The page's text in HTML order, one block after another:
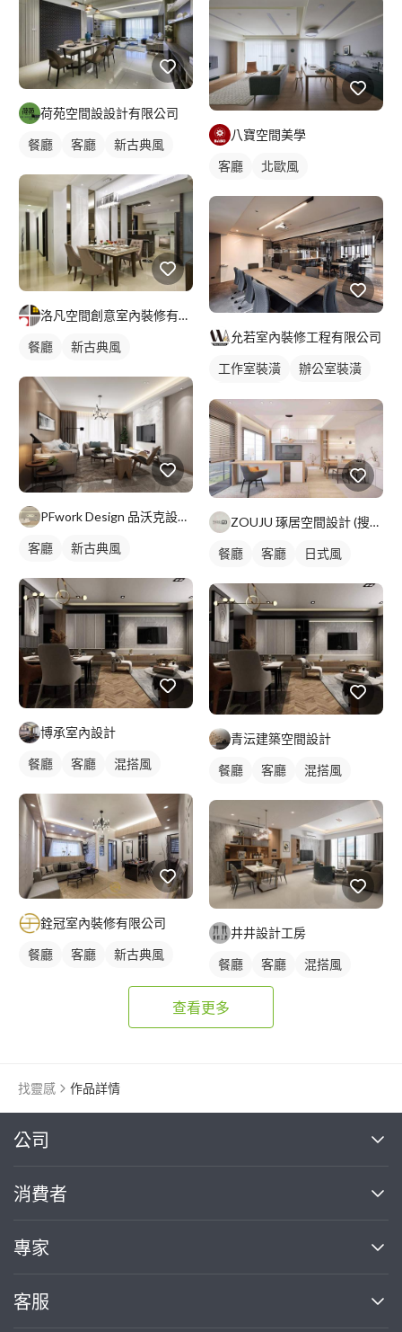
荷苑空間設設計有限公司
餐廳 客廳 新古典風
洛凡空間創意室內裝修有限公司
餐廳 新古典風
PFwork Design 品沃克設計 l 工程 安信建築經理屢約保證
客廳 新古典風
博承室內設計
餐廳 客廳 混搭風
銓冠室內裝修有限公司
餐廳 客廳 新古典風
八寶空間美學
客廳 北歐風
允若室內裝修工程有限公司
工作室裝潢
辦公室裝潢
ZOUJU 琢居空間設計 (搜尋FB
餐廳 客廳 日式風
青沄建築空間設計
餐廳 客廳 混搭風
井井設計工房
餐廳 客廳 混搭風
查看更多
找靈感 作品詳情
公司
關於我們
部落格
加入我們
消費者
買服務
熱門服務
專家
案件中心
客服
繼續完成